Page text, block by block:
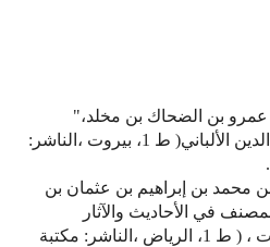
عمرو بن الضحاك بن مخلد،"
السنة"المحقق: محمد ناصر الدين الألباني( ط 1، بيروت ،الناشر:
بن محمد بن إبراهيم بن عثمان بن
في الأحاديث والآثار
"المحقق: كمال يوسف الحوت ، ( ط 1، الرياض ،الناشر: مكتبة